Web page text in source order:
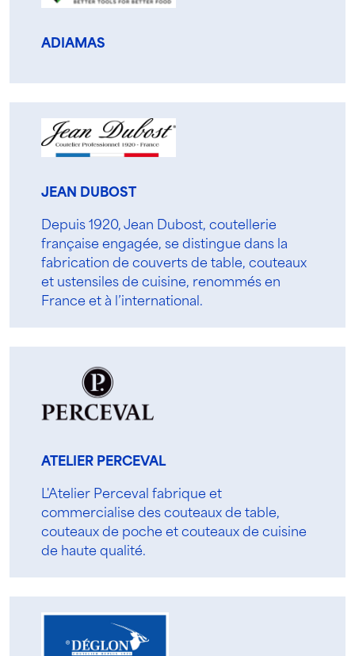
ADIAMAS
JEAN DUBOST
Depuis 1920, Jean Dubost, coutellerie
française engagée, se distingue dans la
fabrication de couverts de table, couteaux
et ustensiles de cuisine, renommés en
France et à l’international.
ATELIER PERCEVAL
L'Atelier Perceval fabrique et
commercialise des couteaux de table,
couteaux de poche et couteaux de cuisine
de haute qualité.